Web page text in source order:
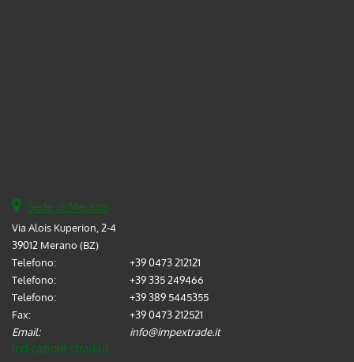
Sede di Merano
Via Alois Kuperion, 2-4
39012 Merano (BZ)
Telefono:
+39 0473 212121
Telefono:
+39 335 249466
Telefono:
+39 389 5445355
Fax:
+39 0473 212521
Email:
info@impextrade.it
Indicazioni stradali